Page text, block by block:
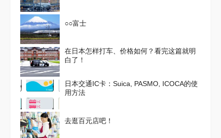
○○富士
在日本怎样打车、价格如何？看完这篇就明
白了！
日本交通IC卡：Suica, PASMO, ICOCA的使
用方法
去逛百元店吧！